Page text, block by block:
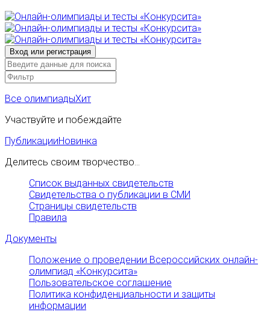
Все олимпиадыХит
Участвуйте и побеждайте
ПубликацииНовинка
Делитесь своим творчество...
Список выданных свидетельств
Свидетельства о публикации в СМИ
Страницы свидетельств
Правила
Документы
Положение о проведении Всероссийских онлайн-
олимпиад «Конкурсита»
Пользовательское соглашение
Политика конфиденциальности и защиты
информации